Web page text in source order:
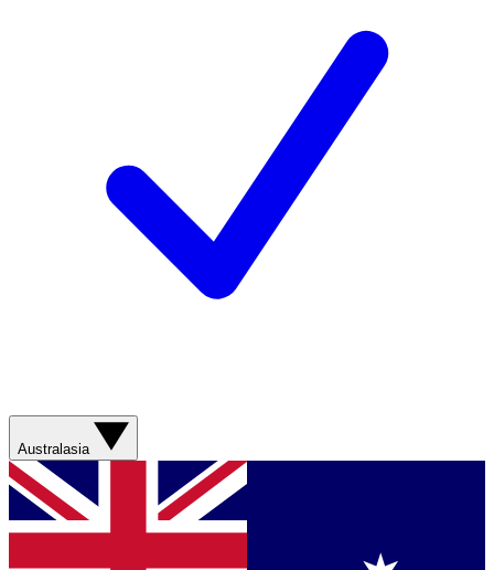
Australasia